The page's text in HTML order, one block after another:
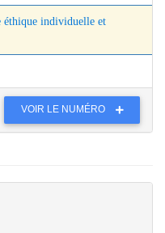
éthique individuelle et
VOIR LE NUMÉRO